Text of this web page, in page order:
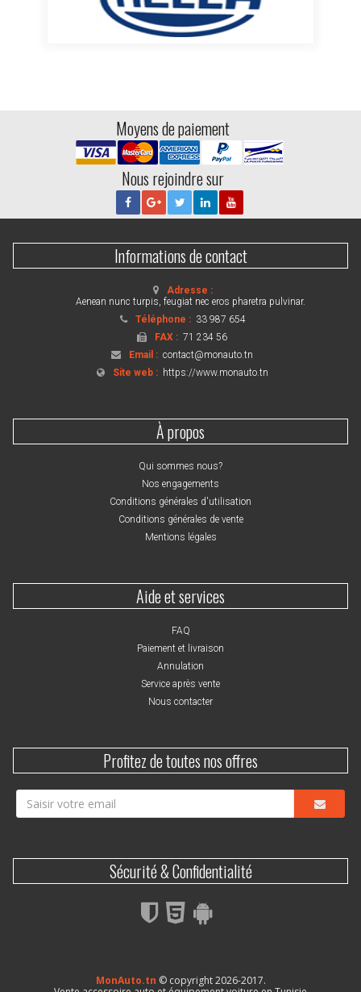
Moyens de paiement
Nous rejoindre sur
Informations de contact
Adresse :
Aenean nunc turpis, feugiat nec eros pharetra pulvinar.
Téléphone : 33 987 654
FAX :71 234 56
Email :contact@monauto.tn
Site web : https://www.monauto.tn
À propos
Qui sommes nous?
Nos engagements
Conditions générales d'utilisation
Conditions générales de vente
Mentions légales
Aide et services
FAQ
Paiement et livraison
Annulation
Service après vente
Nous contacter
Profitez de toutes nos offres
Sécurité & Confidentialité
MonAuto.tn © copyright 2026-2017.